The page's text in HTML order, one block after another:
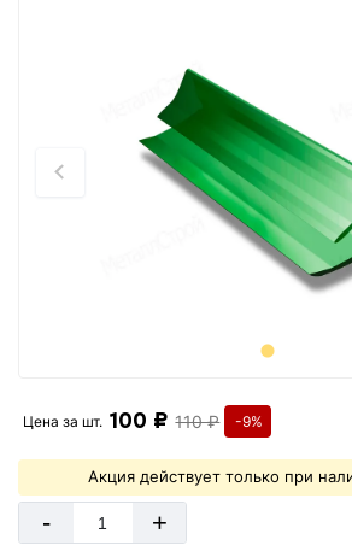
Цена за шт. 100 ₽ 110 ₽ -9%
Акция действует только при
- +